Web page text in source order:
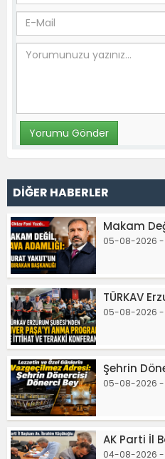
DİĞER HABERLER
Makam
05-08-2026 -
TÜRKAV
05-08-2026 -
Şehrin
05-08-2026 -
AK Parti İl
04-08-2026 -